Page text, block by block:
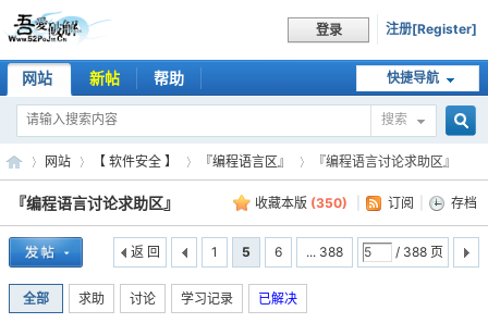
登录 注册[Register]
快捷导航
网站 新帖 帮助
搜索
»
网站 【 软件安全 】 『编程语言区』 『编程语言讨论求助区』
收藏本版 (350) 订阅 存档
『编程语言讨论求助区』
1 5 6 ... 388 / 388 页
返 回
全部 求助 讨论 学习记录 已解决